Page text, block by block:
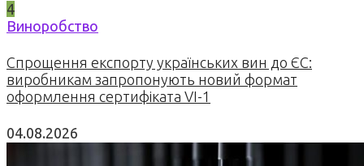
4
Виноробство
Спрощення експорту українських вин до ЄС:
виробникам запропонують новий формат
оформлення сертифіката VI-1
04.08.2026